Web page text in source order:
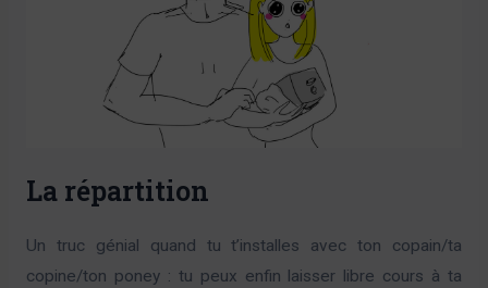
La répartition
Un truc génial quand tu t’installes avec ton copain/ta
copine/ton poney : tu peux enfin laisser libre cours à ta